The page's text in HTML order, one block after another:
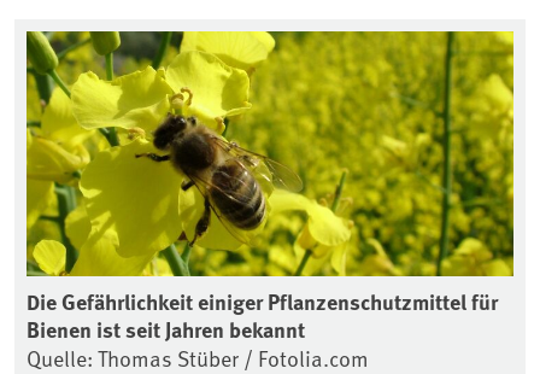
Die Gefährlichkeit einiger Pflanzenschutzmittel für
Bienen ist seit Jahren bekannt
Quelle: Thomas Stüber / Fotolia.com